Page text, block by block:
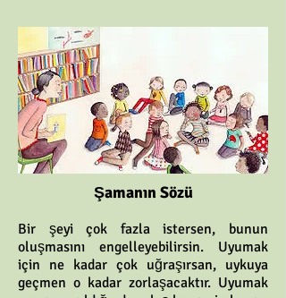
Şamanın Sözü
Bir şeyi çok fazla istersen, bunun
oluşmasını engelleyebilirsin. Uyumak
için ne kadar çok uğraşırsan, uykuya
geçmen o kadar zorlaşacaktır. Uyumak